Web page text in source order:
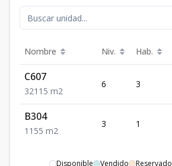
Nombre Niv. Hab.
C607
32115 m2
6 3
B304
1 1 55 m2
3 1
Disponible Vendido Reservado